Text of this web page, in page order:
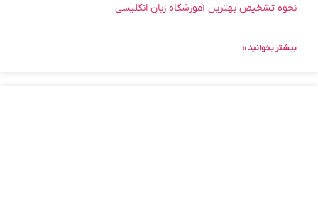
نحوه تشخیص بهترین آموزشگاه زبان انگلیسی
بیشتر بخوانید »